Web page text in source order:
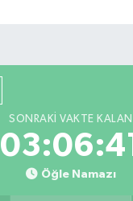
SONRAKI VAKTE KALAN
03:06:41
Öğle Namazı